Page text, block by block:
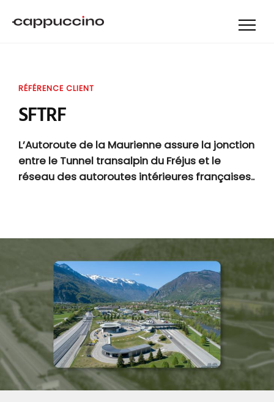
RÉFÉRENCE CLIENT
SFTRF
L’Autoroute de la Maurienne assure la jonction
entre le Tunnel transalpin du Fréjus et le
réseau des autoroutes intérieures françaises..